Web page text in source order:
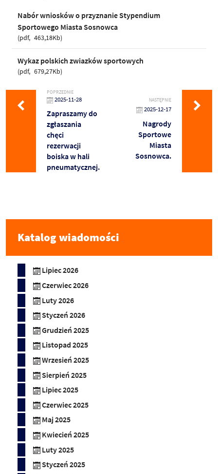
Nabór wniosków o przyznanie Stypendium
Sportowego Miasta Sosnowca
pdf 463,18Kb
Wykaz polskich zwiazków sportowych
pdf 679,27Kb
POPRZEDNIE
2025-11-28
Zapraszamy do
zgłaszania
chęci
rezerwacji
boiska w hali
pneumatycznej.
NASTĘPNIE
2025-12-17
Nagrody
Sportowe
Miasta
Sosnowca.
Katalog wiadomości
Lipiec 2026
Czerwiec 2026
Luty 2026
Styczeń 2026
Grudzień 2025
Listopad 2025
Wrzesień 2025
Sierpień 2025
Lipiec 2025
Czerwiec 2025
Maj 2025
Kwiecień 2025
Luty 2025
Styczeń 2025